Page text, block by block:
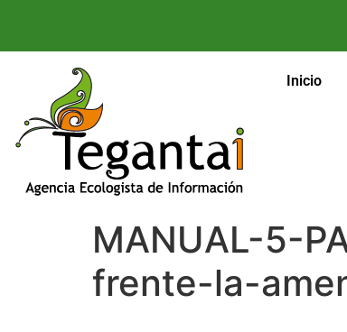
Inicio
MANUAL-5-
frente-la-